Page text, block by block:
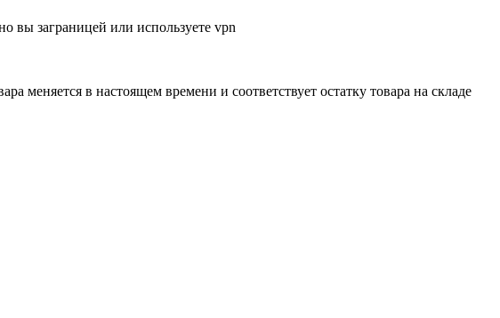
вы заграницей или используете vpn
меняется в настоящем времени и соответствует остатку товара на складе